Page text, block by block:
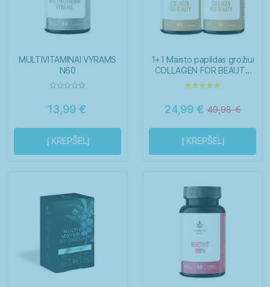
Plaukams
Širdžiai Sportuojantiems
Vaikams Virškinimui
Vyrams
Vyrai
Guminukai
MULTIVITAMINAI VYRAMS
N60
13,99 €
Į KREPŠELĮ
1+1 Maisto papildas grožiui
COLLAGEN FOR BEAUTY
N90
49,98€
24,99 €
Į KREPŠELĮ